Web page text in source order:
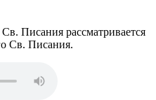
Писания рассматривается
Св. Писания.